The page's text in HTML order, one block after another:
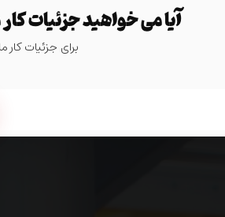
آیا می خواهید جزئیات
برای جزئیات کار